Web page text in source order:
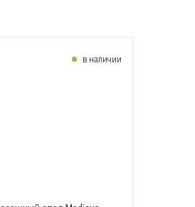
в наличии